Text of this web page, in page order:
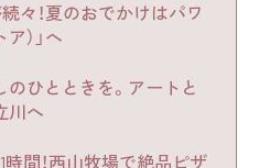
々！夏のおでかけはパワ
）」へ
ひとときを。アートと
川へ
1時間！西山牧場で絶品ピザ